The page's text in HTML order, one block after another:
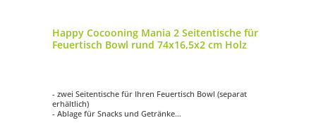
Happy Cocooning Mania 2 Seitentische für
Feuertisch Bowl rund 74x16,5x2 cm Holz
- zwei Seitentische für Ihren Feuertisch Bowl (separat
erhältlich)
- Ablage für Snacks und Getränke